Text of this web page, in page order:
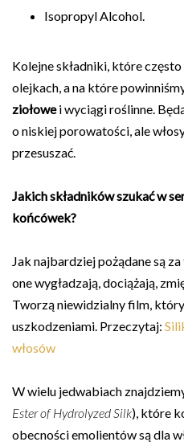
Isopropyl Alcohol.
Kolejne składniki, które
olejkach, a na które
ziołowei wyciągi roślinne.
o niskiej porowatości, ale
przesuszać.
Jakich składników szukać w
końcówek?
Jak najbardziej pożądane są
one wygładzają, dociążają,
Tworzą niewidzialny film,
uszkodzeniami. Przeczytaj:
włosów
W wielu jedwabiach
Ester of Hydrolyzed Silk), które
obecności emolientów są dla